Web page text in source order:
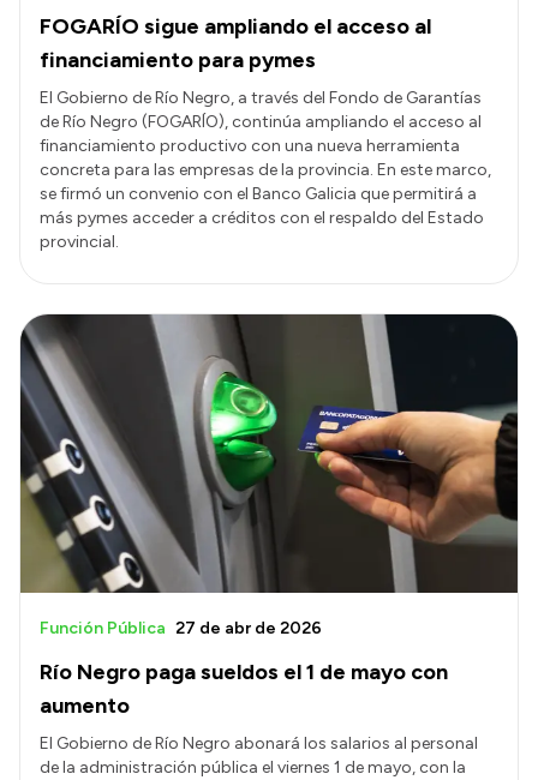
FOGARÍO sigue ampliando el acceso al
financiamiento para pymes
El Gobierno de Río Negro, a través del Fondo de Garantías
de Río Negro (FOGARÍO), continúa ampliando el acceso al
financiamiento productivo con una nueva herramienta
concreta para las empresas de la provincia. En este marco,
se firmó un convenio con el Banco Galicia que permitirá a
más pymes acceder a créditos con el respaldo del Estado
provincial.
Río Negro paga sueldos el 1 de mayo con
aumento
Función Pública 27 de abr de 2026
El Gobierno de Río Negro abonará los salarios al personal
de la administración pública el viernes 1 de mayo, con la